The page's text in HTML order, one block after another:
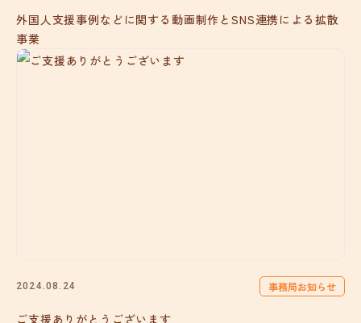
外国人支援事例などに関する動画制作とSNS連携による拡散
事業
2024.08.24 事務局お知らせ
ご支援ありがとうございます